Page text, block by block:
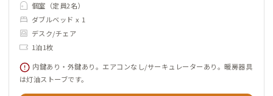
個室（定員2名）
ダブルベッド x 1
デスク/チェア
1泊1枚
内鍵あり・外鍵あり。エアコンなし/サーキュレーターあり。暖房器具
は灯油ストーブです。